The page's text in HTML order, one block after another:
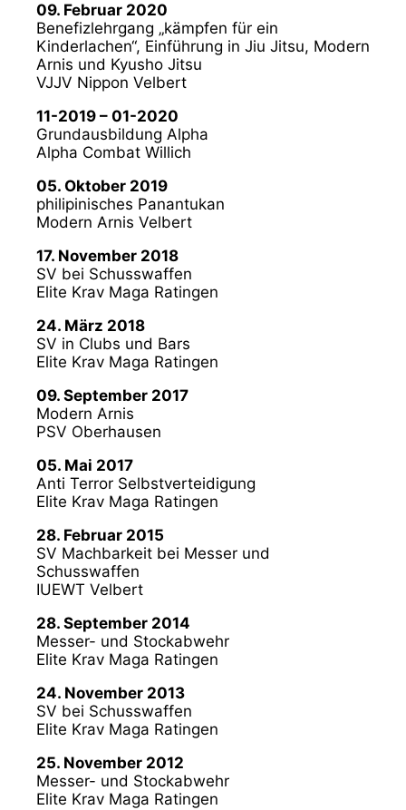
09. Februar 2020
Benefizlehrgang „kämpfen für ein
Kinderlachen“, Einführung in Jiu Jitsu, Modern
Arnis und Kyusho Jitsu
VJJV Nippon Velbert
11-2019 – 01-2020
Grundausbildung Alpha
Alpha Combat Willich
05. Oktober 2019
philipinisches Panantukan
Modern Arnis Velbert
17. November 2018
SV bei Schusswaffen
Elite Krav Maga Ratingen
24. März 2018
SV in Clubs und Bars
Elite Krav Maga Ratingen
09. September 2017
Modern Arnis
PSV Oberhausen
05. Mai 2017
Anti Terror Selbstverteidigung
Elite Krav Maga Ratingen
28. Februar 2015
SV Machbarkeit bei Messer und
Schusswaffen
IUEWT Velbert
28. September 2014
Messer- und Stockabwehr
Elite Krav Maga Ratingen
24. November 2013
SV bei Schusswaffen
Elite Krav Maga Ratingen
25. November 2012
Messer- und Stockabwehr
Elite Krav Maga Ratingen